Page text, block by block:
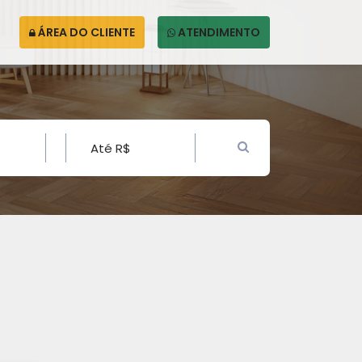
ÁREA DO CLIENTE ATENDIMENTO